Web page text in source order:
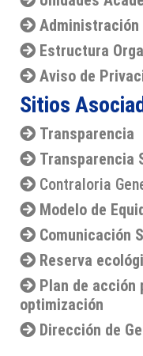
Administración
Estructura
Aviso de
Sitios
Transparencia
Transparencia
Contraloria
Modelo de
Comunicación
Reserva
Plan de acción
optimización
Dirección de